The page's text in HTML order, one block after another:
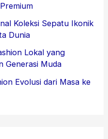
Koleksi Sepatu Ikonik
Dunia
Lokal yang
Generasi Muda
Evolusi dari Masa ke